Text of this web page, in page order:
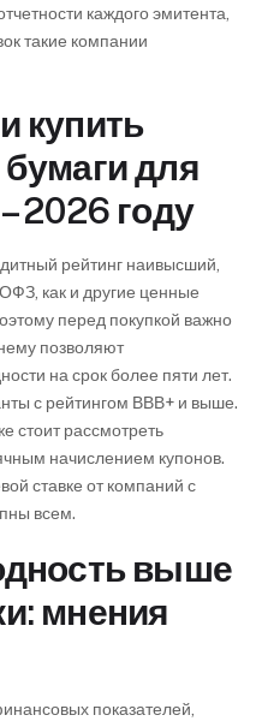
каждого эмитента,
такие компании
купить
для
2026 году
рейтинг наивысший,
ОФЗ, как и другие ценные
перед покупкой важно
позволяют
на срок более пяти лет.
с рейтингом ВВВ+ и выше.
стоит рассмотреть
начислением купонов.
ставке от компаний с
всем.
выше
мнения
показателей,